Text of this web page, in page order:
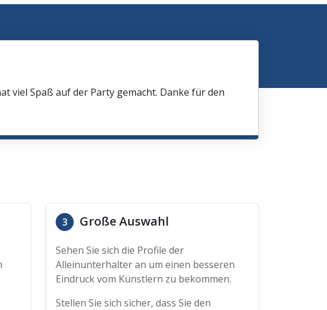
viel Spaß auf der Party gemacht. Danke für den
3 Große Auswahl
Sehen Sie sich die Profile der
Alleinunterhalter an um einen besseren
Eindruck vom Künstlern zu bekommen.
Stellen Sie sich sicher, dass Sie den